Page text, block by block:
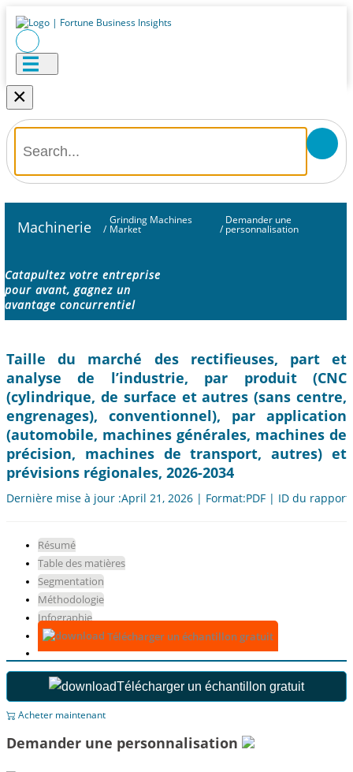
×
Machinerie /
Grinding Machines
Market /
Demander une
personnalisation
Catapultez votre entreprise
pour avant, gagnez un
avantage concurrentiel
Taille du marché des rectifieuses, part et
analyse de l’industrie, par produit (CNC
(cylindrique, de surface et autres (sans centre,
engrenages), conventionnel), par application
(automobile, machines générales, machines de
précision, machines de transport, autres) et
prévisions régionales, 2026-2034
Dernière mise à jour :April 21, 2026 | Format:PDF | ID du
Résumé
Table des matières
Segmentation
Méthodologie
Infographie
Télécharger un échantillon gratuit
Télécharger un échantillon gratuit
Acheter maintenant
Demander une personnalisation